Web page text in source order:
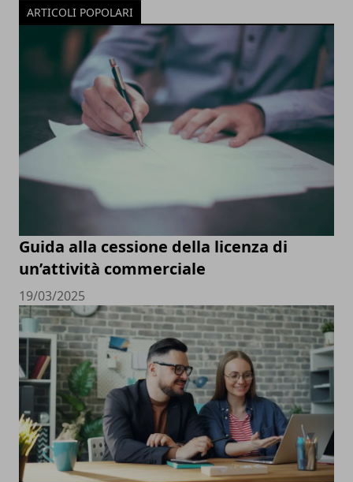
ARTICOLI POPOLARI
Guida alla cessione della licenza di
un’attività commerciale
19/03/2025